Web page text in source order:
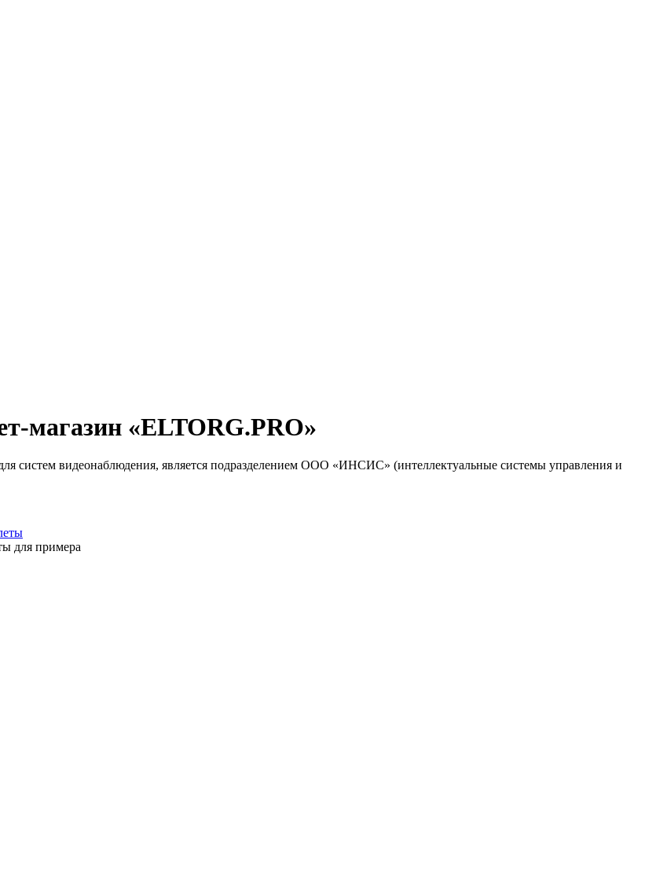
магазин «ELTORG.PRO»
систем видеонаблюдения, является подразделением ООО «ИНСИС» (интеллектуальные системы управления и
для примера